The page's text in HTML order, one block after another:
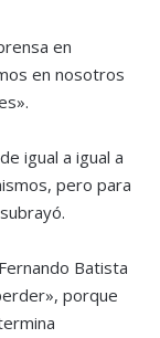
en
en nosotros
igual a igual a
pero para
Batista
porque